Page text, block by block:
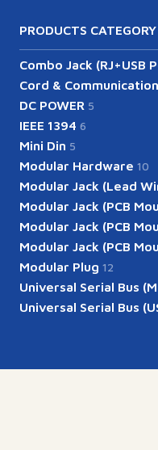
PRODUCTS CATEGORY
Combo Jack (RJ+USB
Cord & Communication
DC POWER 5
IEEE 1394 6
Mini Din 5
Modular Hardware 10
Modular Jack (Lead
Modular Jack (PCB
Modular Jack (PCB
Modular Jack (PCB
Modular Plug 12
Universal Serial Bus
Universal Serial Bus